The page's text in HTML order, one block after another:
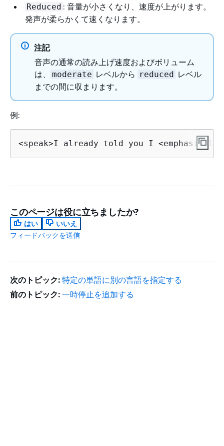
Reduced : 音量が小さくなり、速度が上がります。
発声が柔らかくて速くなります。
注記
音声の通常の読み上げ速度およびボリューム
は、
moderate レベルから reduced レベル
までの間に収まります。
例:
<speak>I already told you I <emphasis
このページは役に立ちましたか?
はい
いいえ
フィードバックを送信
次のトピック: 特定の単語に別の言語を指定する
前のトピック: 一時停止を追加する